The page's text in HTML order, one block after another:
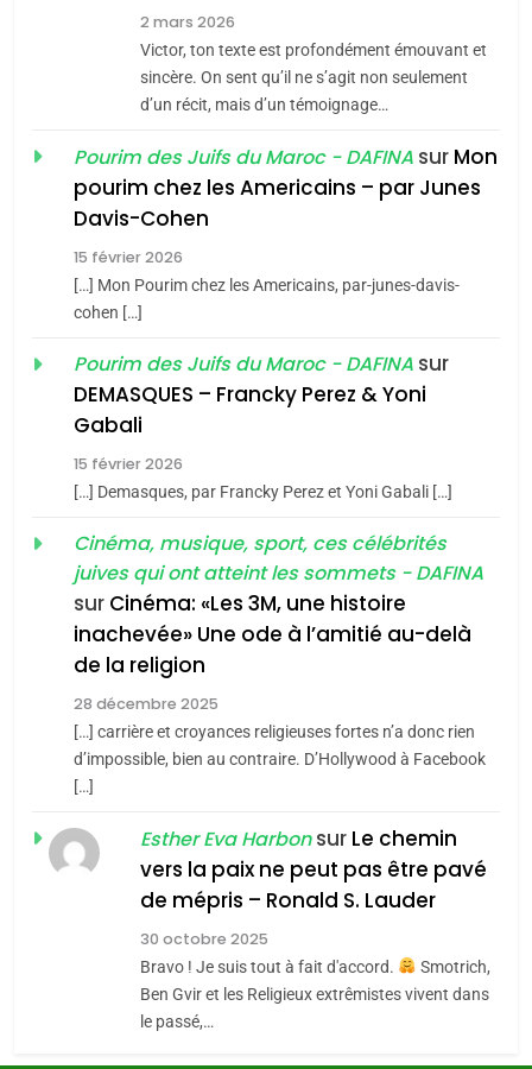
CE QUI NOUS MANQUE –
Jacques Hadida
JUDAISME
Maroc : Les amandes de
Tafraout, le miel de Tadla
du terroir
Oeil ravageur – Vanessa
De Loya Stauber
«Tu dis génocide, je dis
guerre»: La nouvelle
chanson de Boy George
ISRAÉL JUDAISME
Accords d’Isaac:
l’alliance pourrait
s’étendre à 13 pays
d’Amérique latine
ISRAÉL JUDAISME
2025, l’année la plus
meurtrière selon le
2 mars 2026
Victor, ton texte est profondément émouvant et
sincère. On sent qu’il ne s’agit non seulement
d’un récit, mais d’un témoignage…
Pourim des Juifs du Maroc - DAFINA sur Mon
pourim chez les Americains – par Junes
Davis-Cohen
15 février 2026
[…] Mon Pourim chez les Americains, par-junes-davis-
cohen […]
Pourim des Juifs du Maroc - DAFINA sur
DEMASQUES – Francky Perez & Yoni
Gabali
15 février 2026
[…] Demasques, par Francky Perez et Yoni Gabali […]
Cinéma, musique, sport, ces célébrités
juives qui ont atteint les sommets - DAFINA
sur Cinéma: «Les 3M, une histoire
inachevée» Une ode à l’amitié au-delà
de la religion
28 décembre 2025
[…] carrière et croyances religieuses fortes n’a donc rien
d’impossible, bien au contraire. D’Hollywood à Facebook
[…]
Esther Eva Harbonsur Le chemin
vers la paix ne peut pas être pavé
de mépris – Ronald S. Lauder
30 octobre 2025
Bravo ! Je suis tout à fait d'accord.
Smotrich,
Ben Gvir et les Religieux extrêmistes vivent dans
le passé,…
meurtrière selon le rapport
l’antisémitisme
FIÈRE, DIGNE ET RÉSILIENTE :
POURQUOI JE REVENDIQUE
MA JUDAÏTE par Thérèse
Zrihen-Dvir
ISRAÉL
CE QUI NOUS MANQUE –
JUDAISME
Maroc : Les amandes de
Tafraout, le miel de Tadla
Azilal consacrés produits
du terroir
DAFINA MAROC